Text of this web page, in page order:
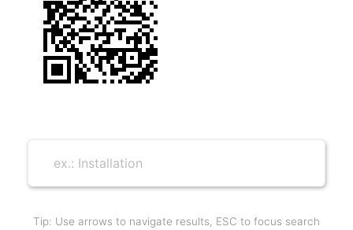
Tip: Use arrows to navigate results, ESC to focus search